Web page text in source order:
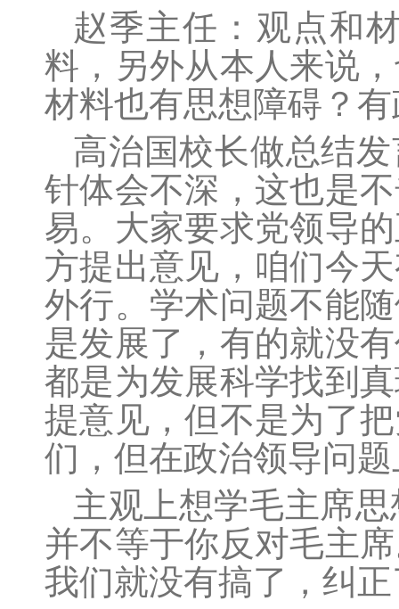
赵季主任：观点和
料，另外从本人来说
材料也有思想障碍？
高治国校长做总结
针体会不深，这也是
易。大家要求党领导
方提出意见，咱们今
外行。学术问题不能
是发展了，有的就没
都是为发展科学找到
提意见，但不是为了
们，但在政治领导问
主观上想学毛主席
并不等于你反对毛主
我们就没有搞了，纠